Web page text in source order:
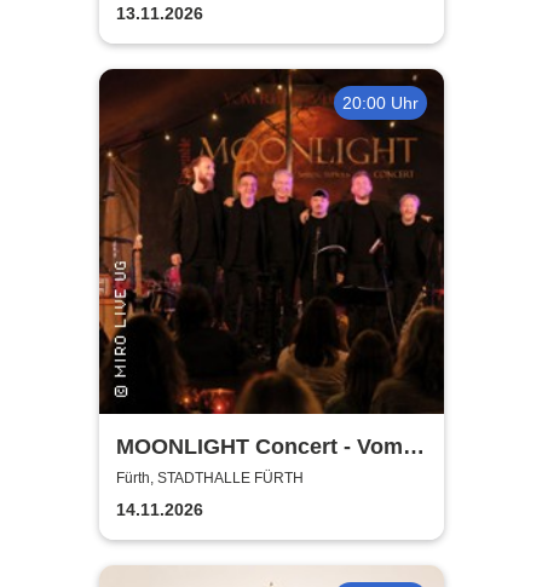
13.11.2026
20:00 Uhr
MOONLIGHT Concert - Vom
Rhythmus des Lebens -
Rhythm, Songs, Lyrics &
Classic
Fürth, STADTHALLE FÜRTH
14.11.2026